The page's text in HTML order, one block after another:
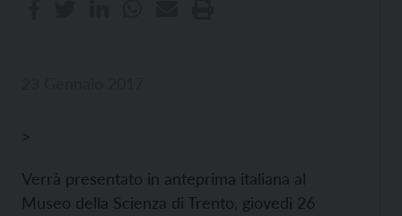
>
Verrà presentato in anteprima italiana al
Museo della Scienza di Trento, giovedì 26